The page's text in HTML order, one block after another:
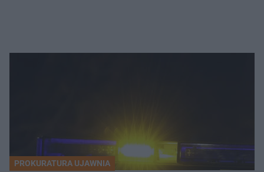
PROKURATURA UJAWNIA